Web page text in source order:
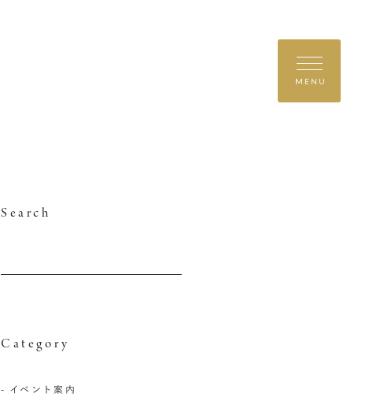
MENU
Search
Category
- イベント案内